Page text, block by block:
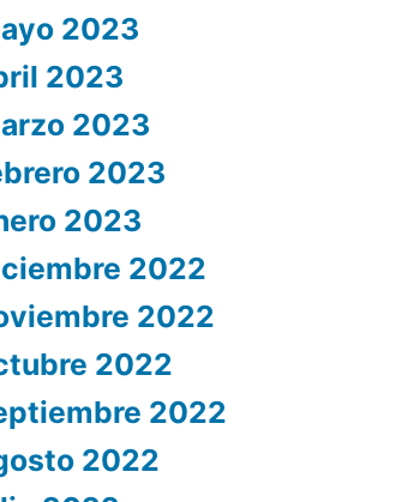
2023
2023
2023
2023
2023
2022
2022
2022
2022
2022